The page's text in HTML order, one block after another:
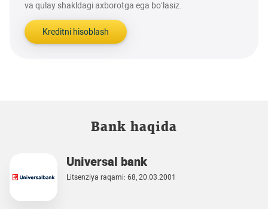
va qulay shakldagi axborotga ega bo‘lasiz.
Kreditni hisoblash
Bank haqida
Universal bank
Litsenziya raqami: 68, 20.03.2001